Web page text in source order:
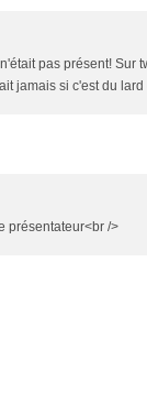
pas présent! Sur
jamais si c'est du
présentateur<br />